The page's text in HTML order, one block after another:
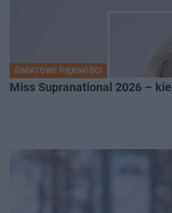
ŚWIATOWE PIĘKNOŚCI
Miss Supranational 2026 –